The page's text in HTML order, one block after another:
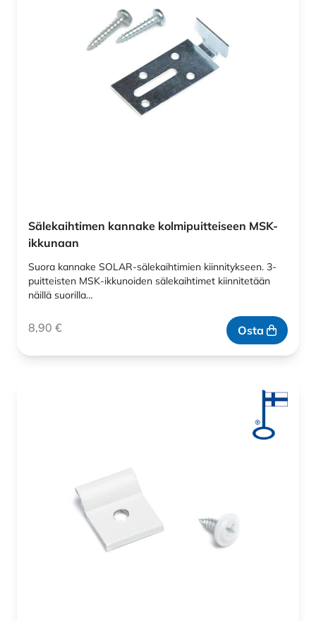
Sälekaihtimen kannake kolmipuitteiseen MSK-
ikkunaan
Suora kannake SOLAR-sälekaihtimien kiinnitykseen. 3-
puitteisten MSK-ikkunoiden sälekaihtimet kiinnitetään
näillä suorilla…
8,90 € Osta